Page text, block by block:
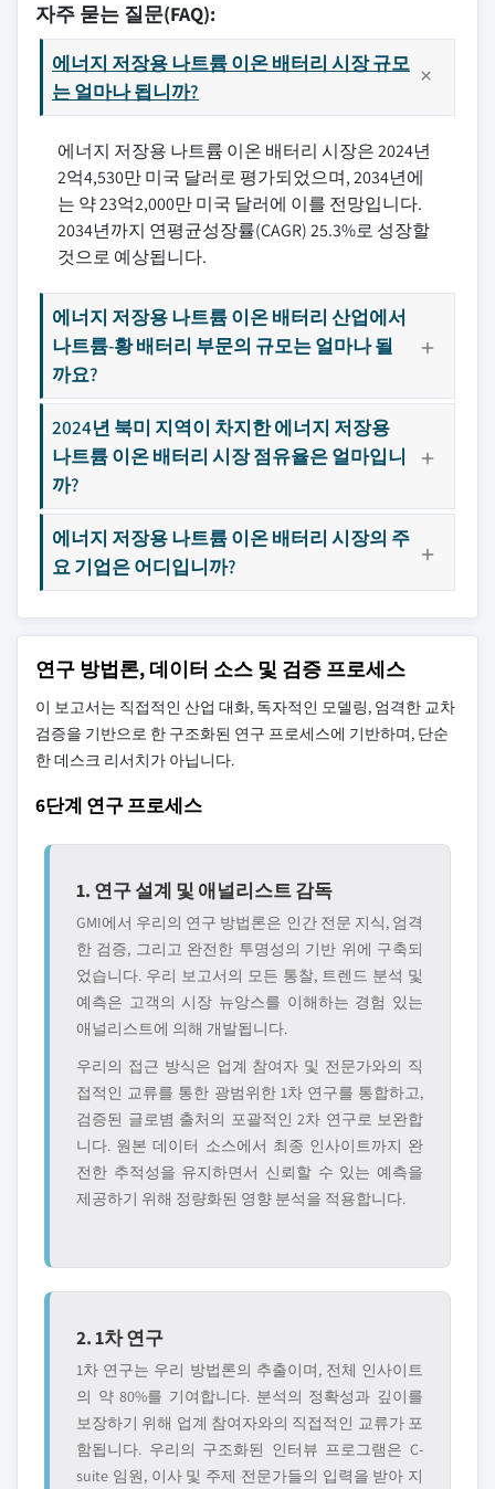
자주 묻는 질문(FAQ):
에너지 저장용 나트륨 이온 배터리 시장 규모
는 얼마나 됩니까?
에너지 저장용 나트륨 이온 배터리 시장은 2024년
2억4,530만 미국 달러로 평가되었으며, 2034년에
는 약 23억2,000만 미국 달러에 이를 전망입니다.
2034년까지 연평균성장률(CAGR) 25.3%로 성장할
것으로 예상됩니다.
에너지 저장용 나트륨 이온 배터리 산업에서
나트륨-황 배터리 부문의 규모는 얼마나 될
까요?
2024년 북미 지역이 차지한 에너지 저장용
나트륨 이온 배터리 시장 점유율은 얼마입니
까?
에너지 저장용 나트륨 이온 배터리 시장의 주
요 기업은 어디입니까?
연구 방법론, 데이터 소스 및 검증 프로세스
이 보고서는 직접적인 산업 대화, 독자적인 모델링, 엄격한 교차
검증을 기반으로 한 구조화된 연구 프로세스에 기반하며, 단순
한 데스크 리서치가 아닙니다.
6단계 연구 프로세스
1. 연구 설계 및 애널리스트 감독
GMI에서 우리의 연구 방법론은 인간 전문 지식, 엄격
한 검증, 그리고 완전한 투명성의 기반 위에 구축되
었습니다. 우리 보고서의 모든 통찰, 트렌드 분석 및
예측은 고객의 시장 뉴앙스를 이해하는 경험 있는
애널리스트에 의해 개발됩니다.
우리의 접근 방식은 업계 참여자 및 전문가와의 직
접적인 교류를 통한 광범위한 1차 연구를 통합하고,
검증된 글로볌 출처의 포괄적인 2차 연구로 보완합
니다. 원본 데이터 소스에서 최종 인사이트까지 완
전한 추적성을 유지하면서 신뢰할 수 있는 예측을
제공하기 위해 정량화된 영향 분석을 적용합니다.
2. 1차 연구
1차 연구는 우리 방법론의 추출이며, 전체 인사이트
의 약 80%를 기여합니다. 분석의 정확성과 깊이를
보장하기 위해 업계 참여자와의 직접적인 교류가 포
함됩니다. 우리의 구조화된 인터뷰 프로그램은 C-
suite 임원, 이사 및 주제 전문가들의 입력을 받아 지